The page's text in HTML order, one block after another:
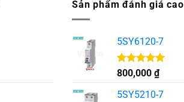
Sản phẩm đánh giá cao
5SY6120-7
Được xếp
hạng
5.00
5 sao
800,000 ₫
5SY5210-7